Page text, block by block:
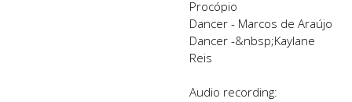
Procópio
Dancer - Marcos de Araújo
Dancer -&nbsp;Kaylane
Reis
Audio recording: